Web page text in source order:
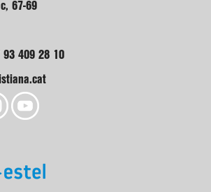
67-69
409 28 10